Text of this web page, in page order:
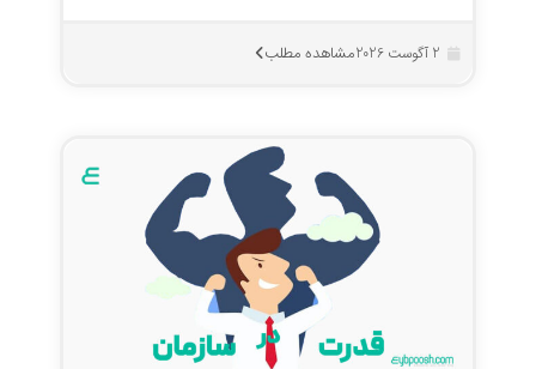
مشاهده مطلب